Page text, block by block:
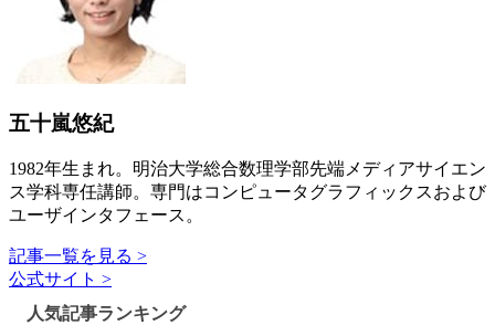
五十嵐悠紀
1982年生まれ。明治大学総合数理学部先端メディアサイエン
ス学科専任講師。専門はコンピュータグラフィックスおよび
ユーザインタフェース。
記事一覧を見る >
公式サイト >
人気記事ランキング